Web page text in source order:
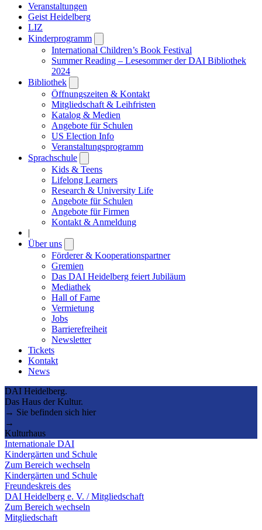
Veranstaltungen
Geist Heidelberg
LIZ
Kinderprogramm
submenu
International Children’s Book Festival
Summer Reading – Lesesommer der DAI Bibliothek
2024
Bibliothek
submenu
Öffnungszeiten & Kontakt
Mitgliedschaft & Leihfristen
Katalog & Medien
Angebote für Schulen
US Election Info
Veranstaltungsprogramm
Sprachschule
submenu
Kids & Teens
Lifelong Learners
Research & University Life
Angebote für Schulen
Angebote für Firmen
Kontakt & Anmeldung
|
Über uns
submenu
Förderer & Kooperationspartner
Gremien
Das DAI Heidelberg feiert Jubiläum
Mediathek
Hall of Fame
Vermietung
Jobs
Barrierefreiheit
Newsletter
Tickets
Kontakt
News
DAI Heidelberg.
Das Haus der Kultur.
→ Sie befinden sich hier
→
Kulturhaus
Internationale DAI
Kindergärten und Schule
Zum Bereich wechseln
Kindergärten und Schule
Freundeskreis des
DAI Heidelberg e. V. / Mitgliedschaft
Zum Bereich wechseln
Mitgliedschaft